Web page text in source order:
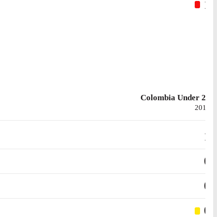
1
Colombia Under 21
2014
1
0
0
0